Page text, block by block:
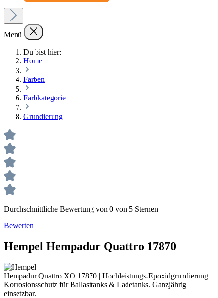
Menü
Du bist hier:
Home
Farben
Farbkategorie
Grundierung
Durchschnittliche Bewertung von 0 von 5 Sternen
Bewerten
Hempel Hempadur Quattro 17870
Hempadur Quattro XO 17870 | Hochleistungs-Epoxidgrundierung.
Korrosionsschutz für Ballasttanks & Ladetanks. Ganzjährig
einsetzbar.